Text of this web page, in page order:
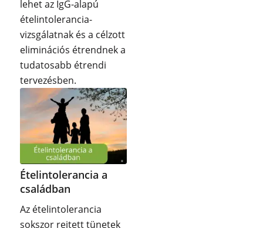
lehet az IgG-alapú
ételintolerancia-
vizsgálatnak és a célzott
eliminációs étrendnek a
tudatosabb étrendi
tervezésben.
Ételintolerancia a
családban
Az ételintolerancia
sokszor rejtett tünetek